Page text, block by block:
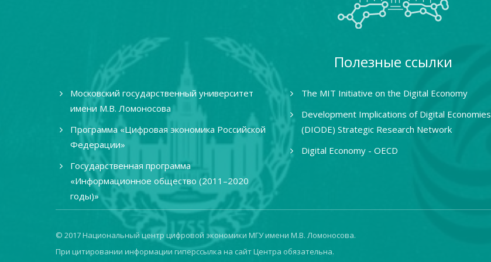
Полезные ссылки
Московский государственный университет
имени М.В. Ломоносова
Программа «Цифровая экономика Российской
Федерации»
Государственная программа
«Информационное общество (2011–2020
годы)»
The MIT Initiative on the Digital Economy
Development Implications of Digital Economies
(DIODE) Strategic Research Network
Digital Economy - OECD
© 2017 Национальный центр цифровой экономики МГУ имени М.В. Ломоносова.
При цитировании информации гиперссылка на сайт Центра обязательна.